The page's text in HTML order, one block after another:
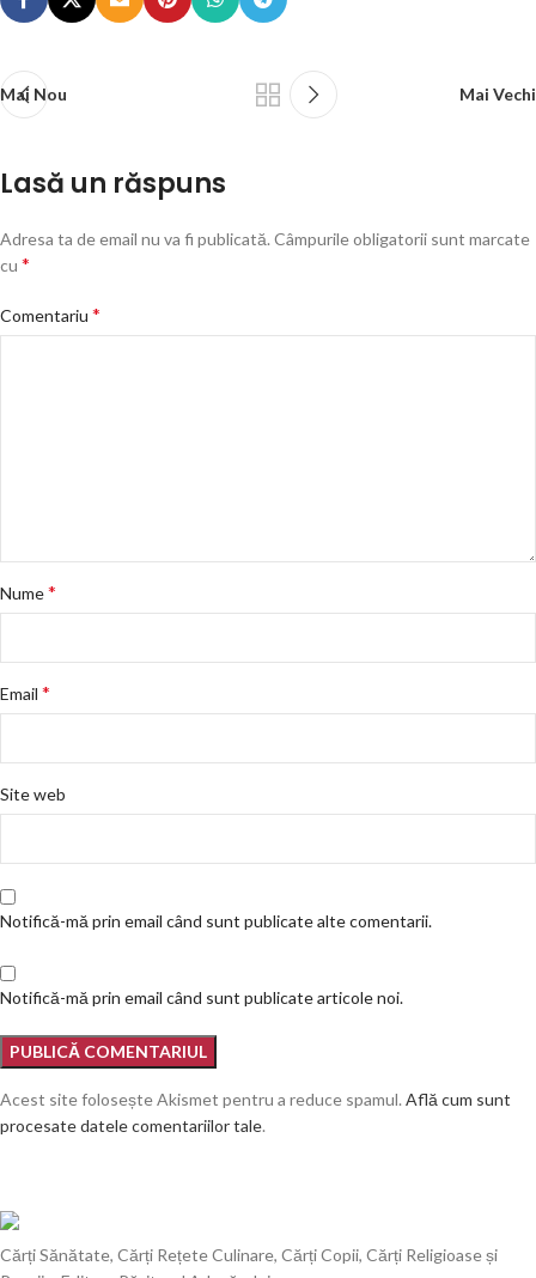
Mai Nou Mai Vechi
Lasă un răspuns
Adresa ta de email nu va fi publicată. Câmpurile obligatorii sunt marcate
cu *
Comentariu *
Nume*
Email *
Site web
Notifică-mă prin email când sunt publicate alte comentarii.
Notifică-mă prin email când sunt publicate articole noi.
Acest site folosește Akismet pentru a reduce spamul. Află cum sunt
procesate datele comentariilor tale.
Cărți Sănătate, Cărți Rețete Culinare, Cărți Copii, Cărți Religioase și